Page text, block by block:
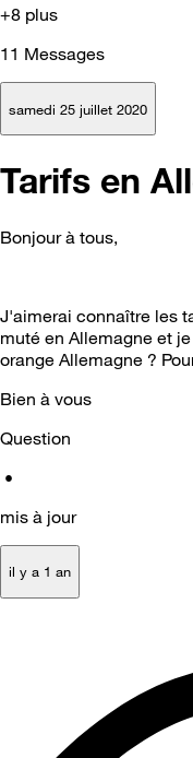
+8 plus
11 Messages
samedi 25 juillet 2020
Tarifs en
Bonjour à tous,
J'aimerai connaître les
muté en Allemagne et
orange Allemagne ?
Bien à vous
Question
•
mis à jour
il y a 1 an